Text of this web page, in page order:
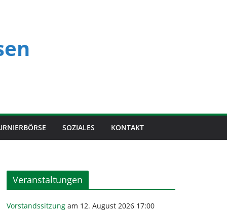
SOZIALES KONTAKT
Veranstaltungen
Vorstandssitzung am 12. August 2026 17:00